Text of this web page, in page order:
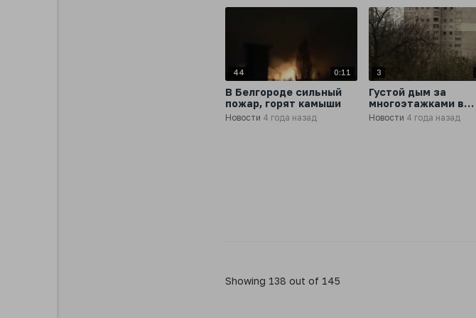
44 0:11
В Белгороде сильный
пожар, горят камыши
Новости 4 года назад
3
Густой дым за
многоэтажками в
Харькове
Новости 4 года назад
Showing 138 out of 145